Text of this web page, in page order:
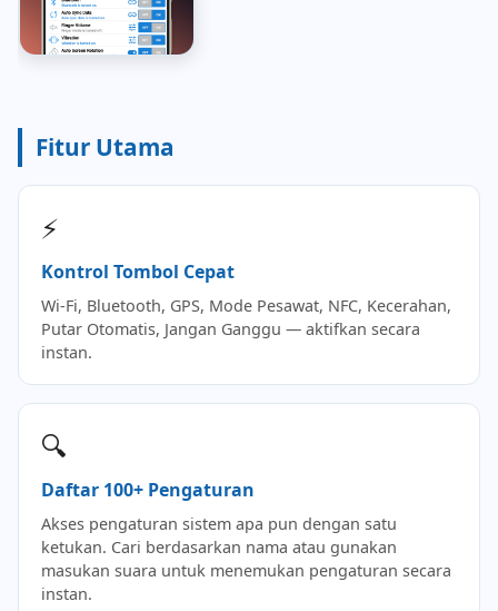
Fitur Utama
⚡
Kontrol Tombol Cepat
Wi-Fi, Bluetooth, GPS, Mode Pesawat, NFC, Kecerahan,
Putar Otomatis, Jangan Ganggu — aktifkan secara
instan.
🔍
Daftar 100+ Pengaturan
Akses pengaturan sistem apa pun dengan satu
ketukan. Cari berdasarkan nama atau gunakan
masukan suara untuk menemukan pengaturan secara
instan.